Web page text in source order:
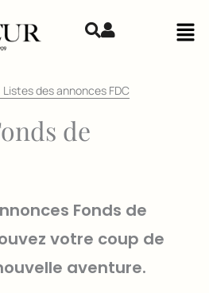
Listes des annonces FDC
de
Fonds de
votre coup de
aventure.